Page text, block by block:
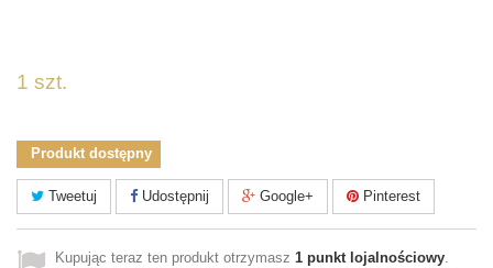
1 szt.
Produkt dostępny
Tweetuj Udostępnij Google+ Pinterest
Kupując teraz ten produkt otrzymasz 1 punkt lojalnościowy.